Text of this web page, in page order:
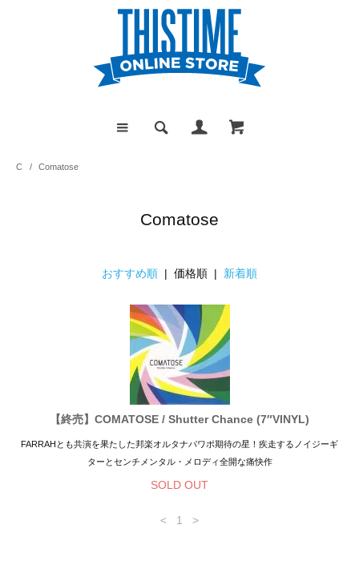
C / Comatose
Comatose
おすすめ順 | 価格順 | 新着順
【終売】COMATOSE / Shutter Chance (7″VINYL)
FARRAHとも共演を果たした邦楽オルタナパワポ期待の星！疾走するノイジーギ
ターとセンチメンタル・メロディ全開な痛快作
SOLD OUT
< 1 >